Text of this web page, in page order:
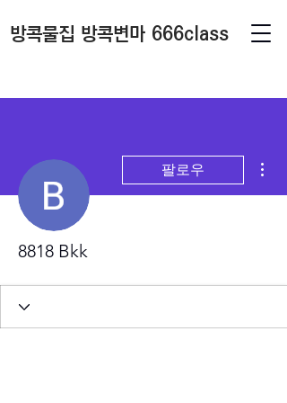
방콕물집 방콕변마 666class
팔로우
8818 Bkk